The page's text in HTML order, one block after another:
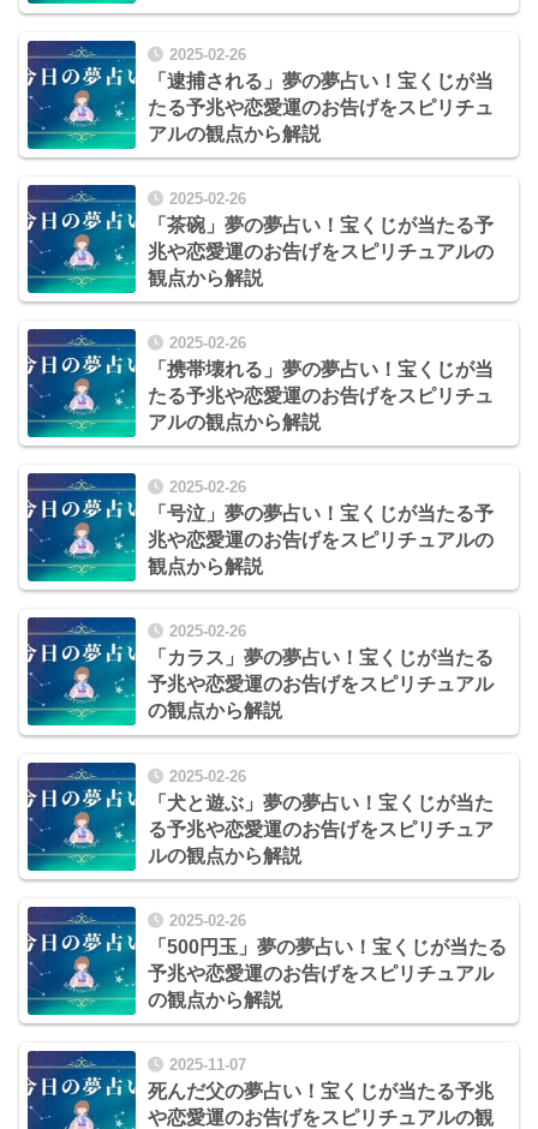
2025-02-26
「逮捕される」夢の夢占い！宝くじが当
たる予兆や恋愛運のお告げをスピリチュ
アルの観点から解説
2025-02-26
「茶碗」夢の夢占い！宝くじが当たる予
兆や恋愛運のお告げをスピリチュアルの
観点から解説
2025-02-26
「携帯壊れる」夢の夢占い！宝くじが当
たる予兆や恋愛運のお告げをスピリチュ
アルの観点から解説
2025-02-26
「号泣」夢の夢占い！宝くじが当たる予
兆や恋愛運のお告げをスピリチュアルの
観点から解説
2025-02-26
「カラス」夢の夢占い！宝くじが当たる
予兆や恋愛運のお告げをスピリチュアル
の観点から解説
2025-02-26
「犬と遊ぶ」夢の夢占い！宝くじが当た
る予兆や恋愛運のお告げをスピリチュア
ルの観点から解説
2025-02-26
「500円玉」夢の夢占い！宝くじが当たる
予兆や恋愛運のお告げをスピリチュアル
の観点から解説
2025-11-07
死んだ父の夢占い！宝くじが当たる予兆
や恋愛運のお告げをスピリチュアルの観